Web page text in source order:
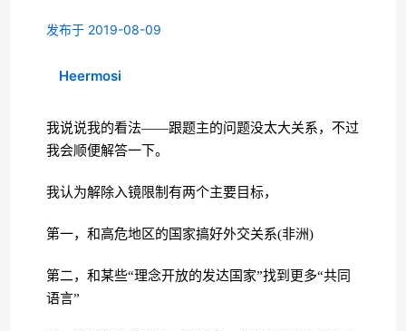
发布于 2019-08-09
Heermosi
我说说我的看法——跟题主的问题没太大关系，不过
我会顺便解答一下。
我认为解除入镜限制有两个主要目标，
第一，和高危地区的国家搞好外交关系(非洲)
第二，和某些“理念开放的发达国家”找到更多“共同
语言”